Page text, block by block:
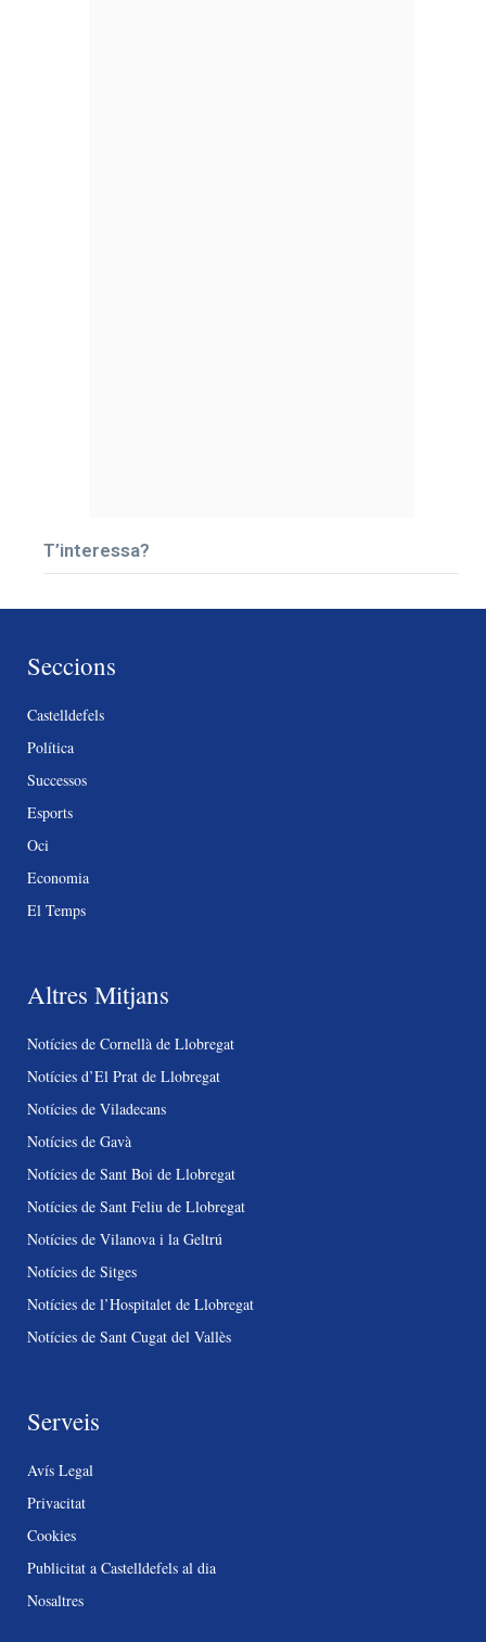
T’interessa?
Seccions
Castelldefels
Política
Successos
Esports
Oci
Economia
El Temps
Altres Mitjans
Notícies de Cornellà de Llobregat
Notícies d’El Prat de Llobregat
Notícies de Viladecans
Notícies de Gavà
Notícies de Sant Boi de Llobregat
Notícies de Sant Feliu de Llobregat
Notícies de Vilanova i la Geltrú
Notícies de Sitges
Notícies de l’Hospitalet de Llobregat
Notícies de Sant Cugat del Vallès
Serveis
Avís Legal
Privacitat
Cookies
Publicitat a Castelldefels al dia
Nosaltres